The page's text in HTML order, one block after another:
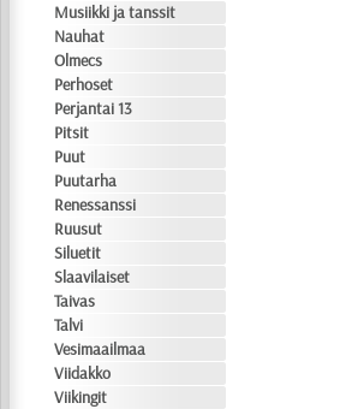
Musiikki ja tanssit
Nauhat
Olmecs
Perhoset
Perjantai 13
Pitsit
Puut
Puutarha
Renessanssi
Ruusut
Siluetit
Slaavilaiset
Taivas
Talvi
Vesimaailmaa
Viidakko
Viikingit